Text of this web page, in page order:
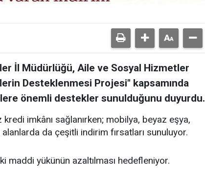
İl Müdürlüğü, Aile ve Sosyal Hizmetler
Desteklenmesi Projesi" kapsamında
önemli destekler sunulduğunu duyurdu.
imkânı sağlanırken; mobilya, beyaz eşya,
da çeşitli indirim fırsatları sunuluyor.
maddi yükünün azaltılması hedefleniyor.